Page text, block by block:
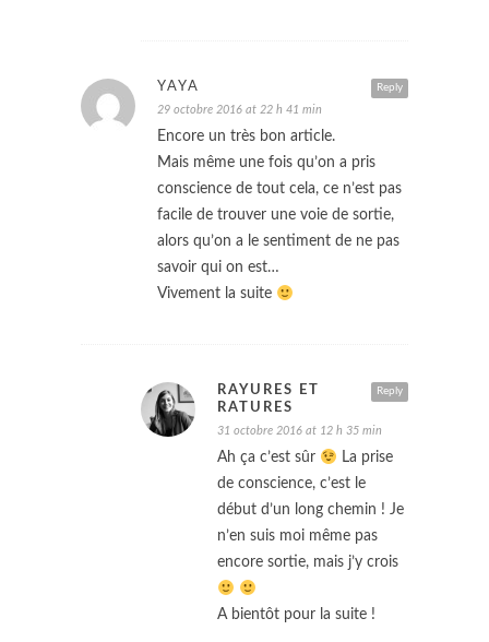
Reply
YAYA
29 octobre 2016 at 22 h 41 min
Encore un très bon article.
Mais même une fois qu’on a pris
conscience de tout cela, ce n’est pas
facile de trouver une voie de sortie,
alors qu’on a le sentiment de ne pas
savoir qui on est…
Vivement la suite
Reply
RAYURES ET
RATURES
31 octobre 2016 at 12 h 35 min
Ah ça c’est sûr
La prise
de conscience, c’est le
début d’un long chemin ! Je
n’en suis moi même pas
encore sortie, mais j’y crois
A bientôt pour la suite !